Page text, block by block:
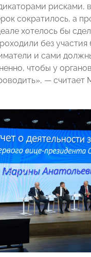
рисками,
сократилось, а
хотелось бы
без участия
и сами
чтобы у
— считает